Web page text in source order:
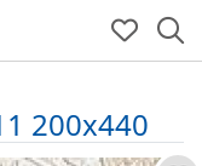
200x440